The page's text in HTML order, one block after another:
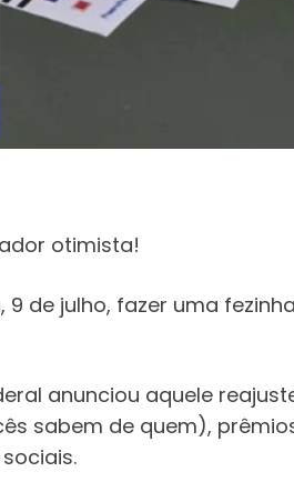
otimista!
de julho, fazer uma
anunciou aquele
sabem de quem),